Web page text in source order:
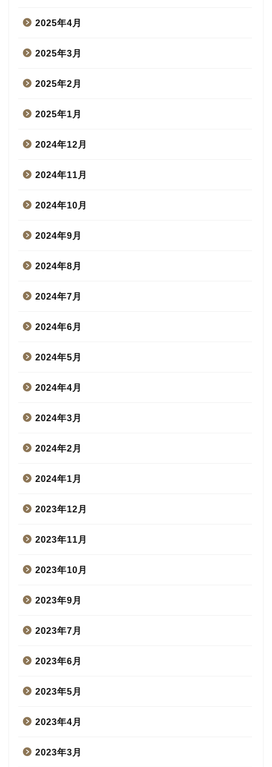
2025年4月
2025年3月
2025年2月
2025年1月
2024年12月
2024年11月
2024年10月
2024年9月
2024年8月
2024年7月
2024年6月
2024年5月
2024年4月
2024年3月
2024年2月
2024年1月
2023年12月
2023年11月
2023年10月
2023年9月
2023年7月
2023年6月
2023年5月
2023年4月
2023年3月